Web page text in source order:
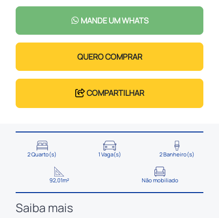
MANDE UM WHATS
QUERO COMPRAR
COMPARTILHAR
2 Quarto(s) 1 Vaga(s) 2 Banheiro(s)
92,01m² Não mobiliado
Saiba mais